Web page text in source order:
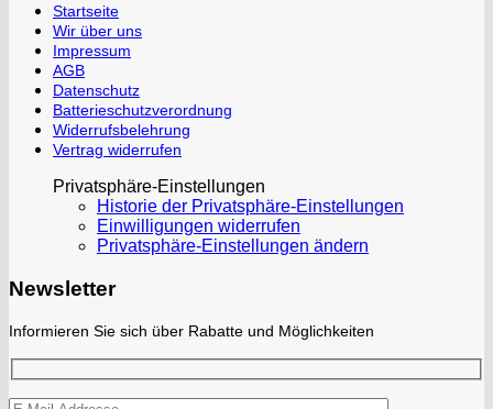
Startseite
Wir über uns
Impressum
AGB
Datenschutz
Batterieschutzverordnung
Widerrufsbelehrung
Vertrag widerrufen
Privatsphäre-Einstellungen
Historie der Privatsphäre-Einstellungen
Einwilligungen widerrufen
Privatsphäre-Einstellungen ändern
Newsletter
Informieren Sie sich über Rabatte und Möglichkeiten